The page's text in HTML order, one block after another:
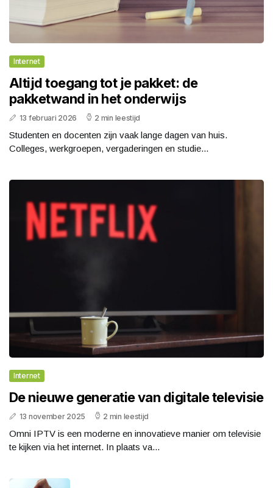
Internet
Altijd toegang tot je pakket: de
pakketwand in het onderwijs
13 februari 2026 2 min leestijd
Studenten en docenten zijn vaak lange dagen van huis.
Colleges, werkgroepen, vergaderingen en studie...
Internet
De nieuwe generatie van digitale televisie
13 november 2025 2 min leestijd
Omni IPTV is een moderne en innovatieve manier om televisie
te kijken via het internet. In plaats va...